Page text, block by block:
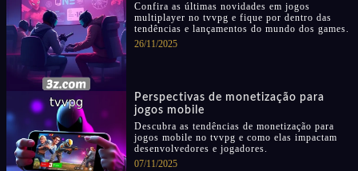
Confira as últimas novidades em jogos
multiplayer no tvvpg e fique por dentro das
tendências e lançamentos do mundo dos games.
26/11/2025
Perspectivas de monetização para
jogos mobile
Descubra as tendências de monetização para
jogos mobile no tvvpg e como elas impactam
desenvolvedores e jogadores.
07/11/2025